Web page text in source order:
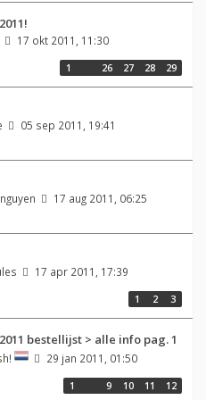
17 okt 2011, 11:30
1 26 27 28 29
05 sep 2011, 19:41
17 aug 2011, 06:25
17 apr 2011, 17:39
1 2 3
bestellijst > alle info pag. 1
29 jan 2011, 01:50
1 9 10 11 12